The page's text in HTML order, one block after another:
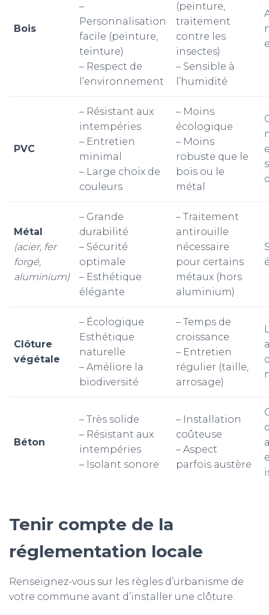
Bois
–
Personnalisation
facile (peinture,
teinture)
– Respect de
l’environnement
(peinture,
traitement
contre les
insectes)
– Sensible à
l’humidité
PVC
– Résistant aux
intempéries
– Entretien
minimal
– Large choix de
couleurs
– Moins
écologique
– Moins
robuste que le
bois ou le
métal
Métal
(acier, fer
forgé,
aluminium)
– Grande
durabilité
– Sécurité
optimale
– Esthétique
élégante
– Traitement
antirouille
nécessaire
pour certains
métaux (hors
aluminium)
Clôture
végétale
– Écologique
Esthétique
naturelle
– Améliore la
biodiversité
– Temps de
croissance
– Entretien
régulier (taille,
arrosage)
Béton
– Très solide
– Résistant aux
intempéries
– Isolant sonore
– Installation
coûteuse
– Aspect
parfois austère
Tenir compte de la
réglementation locale
Renseignez-vous sur les règles d’urbanisme de
votre commune avant d’installer une clôture.